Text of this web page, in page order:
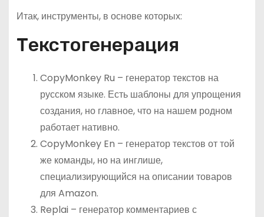
Итак, инструменты, в основе которых:
Текстогенерация
CopyMonkey Ru – генератор текстов на
русском языке. Есть шаблоны для упрощения
создания, но главное, что на нашем родном
работает нативно.
CopyMonkey En – генератор текстов от той
же команды, но на инглише,
специализирующийся на описании товаров
для Amazon.
Replai – генератор комментариев с